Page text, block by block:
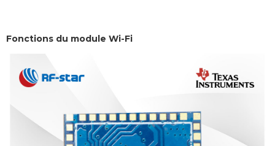
Fonctions du module Wi-Fi